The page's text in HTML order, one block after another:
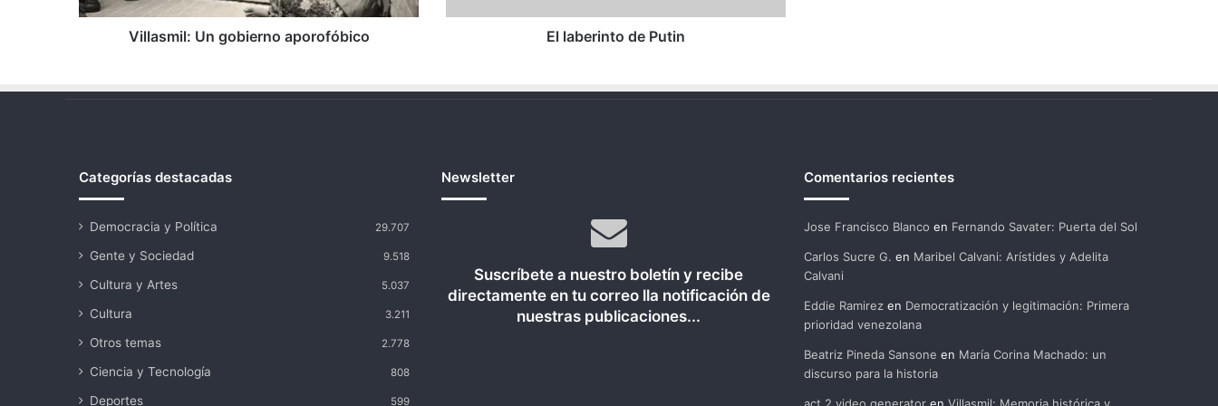
Villasmil: Un gobierno aporofóbico El laberinto de Putin
Categorías destacadas
Democracia y Política 29.707
Gente y Sociedad 9.518
Cultura y Artes 5.037
Cultura 3.211
Otros temas 2.778
Ciencia y Tecnología 808
Deportes 599
Newsletter
Suscríbete a nuestro boletín y recibe
directamente en tu correo lla notificación de
nuestras publicaciones...
Comentarios recientes
Jose Francisco Blanco en Fernando Savater: Puerta del Sol
Carlos Sucre G. en Maribel Calvani: Arístides y Adelita
Calvani
Eddie Ramirezen Democratización y legitimación: Primera
prioridad venezolana
Beatriz Pineda Sansone en María Corina Machado: un
discurso para la historia